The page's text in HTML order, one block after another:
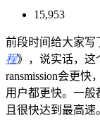
15,953
前段时间给大家写
程》，说实话，这
ransmission会更
用户都更快。一般
且很快达到最高速